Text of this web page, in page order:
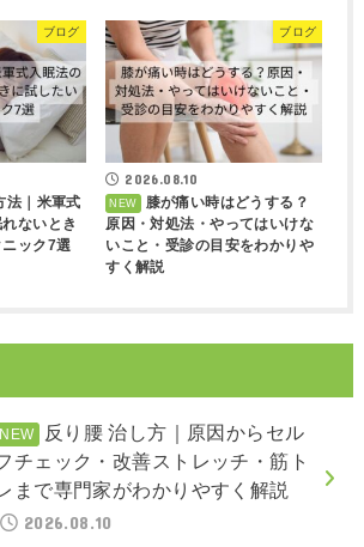
ブログ
法｜米軍式
ないとき
ック7選
ブログ
2026.08.10
膝が痛い時はどうする？
原因・対処法・やってはいけな
いこと・受診の目安をわかりや
すく解説
反り腰 治し方｜原因からセル
チェック・改善ストレッチ・筋ト
まで専門家がわかりやすく解説
2026.08.10